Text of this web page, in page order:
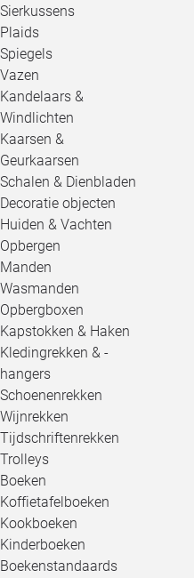
Sierkussens
Plaids
Spiegels
Vazen
Kandelaars &
Windlichten
Kaarsen &
Geurkaarsen
Schalen & Dienbladen
Decoratie objecten
Huiden & Vachten
Opbergen
Manden
Wasmanden
Opbergboxen
Kapstokken & Haken
Kledingrekken & -
hangers
Schoenenrekken
Wijnrekken
Tijdschriftenrekken
Trolleys
Boeken
Koffietafelboeken
Kookboeken
Kinderboeken
Boekenstandaards